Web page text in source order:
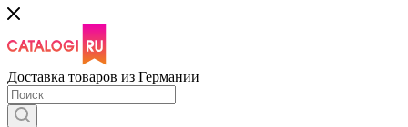
Доставка товаров из Германии